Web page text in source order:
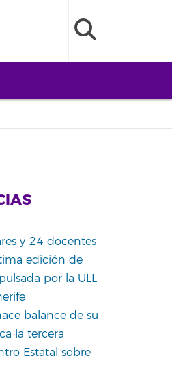
y 24 docentes
edición de
por la ULL
balance de su
la tercera
Estatal sobre